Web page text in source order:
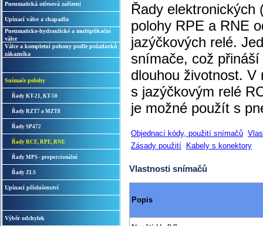
Pneumatická otřesová zařízení
Upínací válce a chapadla
Pneumaticko-hydraulické a multiplikační
válce
Válce a kompletní pohony podle požadavků
zákazníka
Snímače polohy
Řady KT-21, KT-50
Řady RZT7 a MZT8
Řady SP472
Řady RCE, RPE, RNE
Řady MPS - proporcionální
Řady ZLS
Upínací příslušenství
Výběr odchylek
Řady elektronických
polohy RPE a RNE
jazýčkových relé.
snímače, což
dlouhou životnost.
s jazýčkovým relé
je možné použít s
Objednací kódy, použití snímačů
Zásady použití
Kabely s konektory
Vlastnosti snímačů
Popis